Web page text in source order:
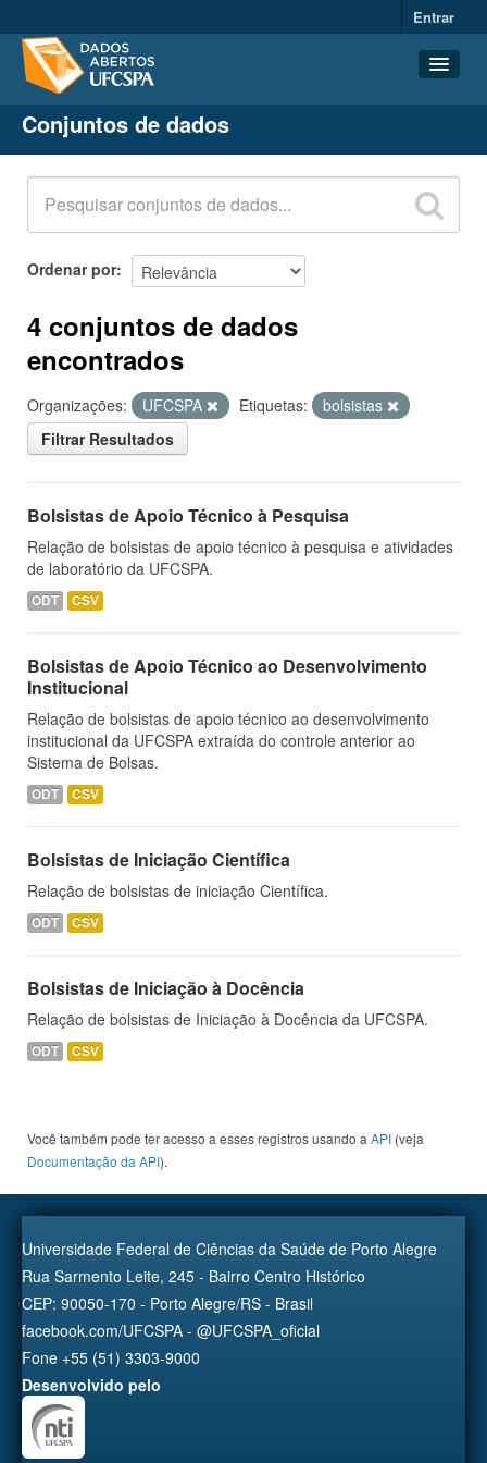
Entrar
Conjuntos de dados
Organizações
Grupos
Sobre
Conjuntos de dados
Ordenar por
4 conjuntos de dados
encontrados
Organizações: UFCSPA Etiquetas:
bolsistas
Filtrar Resultados
Bolsistas de Apoio Técnico à Pesquisa
Relação de bolsistas de apoio técnico à pesquisa e atividades
de laboratório da UFCSPA.
ODT CSV
Bolsistas de Apoio Técnico ao Desenvolvimento
Institucional
Relação de bolsistas de apoio técnico ao desenvolvimento
institucional da UFCSPA extraída do controle anterior ao
Sistema de Bolsas.
ODT CSV
Bolsistas de Iniciação Científica
Relação de bolsistas de iniciação Científica.
ODT CSV
Bolsistas de Iniciação à Docência
Relação de bolsistas de Iniciação à Docência da UFCSPA.
ODT CSV
Você também pode ter acesso a esses registros usando a API (veja
Documentação da API).
Universidade Federal de Ciências da Saúde de Porto Alegre
Rua Sarmento Leite, 245 - Bairro Centro Histórico
CEP: 90050-170 - Porto Alegre/RS - Brasil
facebook.com/UFCSPA - @UFCSPA_oficial
Fone +55 (51) 3303-9000
Desenvolvido pelo